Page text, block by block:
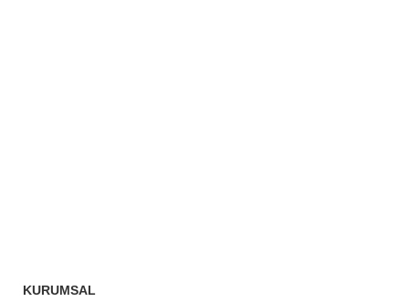
KURUMSAL